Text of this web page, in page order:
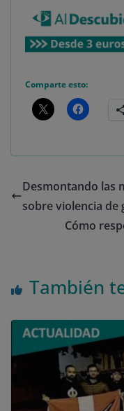
Comparte esto:
Desmontando las
sobre violencia de
Cómo
También